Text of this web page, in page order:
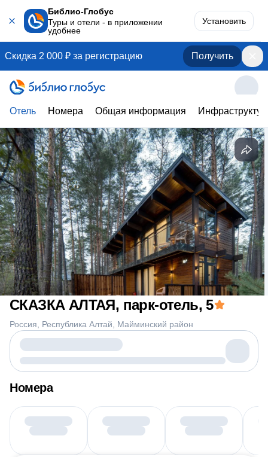
Библио-Глобус
Туры и отели - в приложении
удобнее
Установить
Скидка 2 000 ₽ за регистрацию Получить
Отель Номера Общая информация
СКАЗКА АЛТАЯ, парк-отель, 5
Россия Республика Алтай Майминский район
Номера